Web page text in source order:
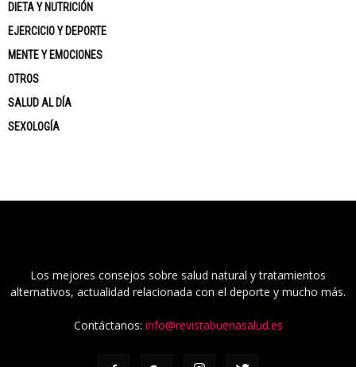
DIETA Y NUTRICIÓN
EJERCICIO Y DEPORTE
MENTE Y EMOCIONES
OTROS
SALUD AL DÍA
SEXOLOGÍA
Los mejores consejos sobre salud natural y tratamientos
alternativos, actualidad relacionada con el deporte y mucho más.
Contáctanos: info@revistabuenasalud.es